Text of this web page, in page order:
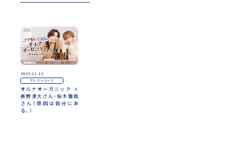
2025.11.13
プレスリリース
オルナオーガニック ×
長野凌大さん・桜木雅哉
さん（原因は自分にあ
る。）